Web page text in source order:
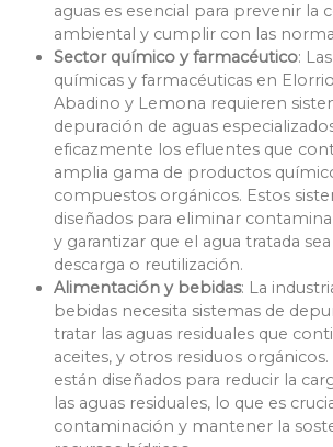
aguas es esencial para prevenir la
ambiental y cumplir con las
Sector químico y farmacéutico:
químicas y farmacéuticas en
Abadino y Lemona requieren
depuración de aguas
eficazmente los efluentes que
amplia gama de productos
compuestos orgánicos. Estos
diseñados para eliminar
y garantizar que el agua tratada
descarga o reutilización.
Alimentación y bebidas: La
bebidas necesita sistemas de
tratar las aguas residuales que
aceites, y otros residuos
están diseñados para reducir la
las aguas residuales, lo que es
contaminación y mantener la